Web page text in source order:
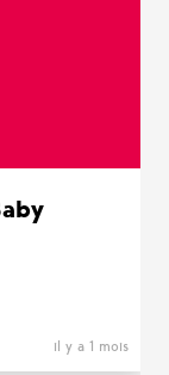
il y a 1 mois